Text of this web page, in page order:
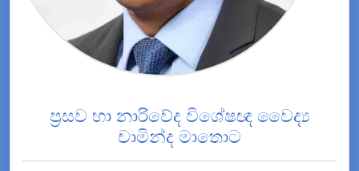
ප්‍රසව හා නාරිවේද විශේෂඥ වෛද්‍ය
චාමින්ද මාතොට